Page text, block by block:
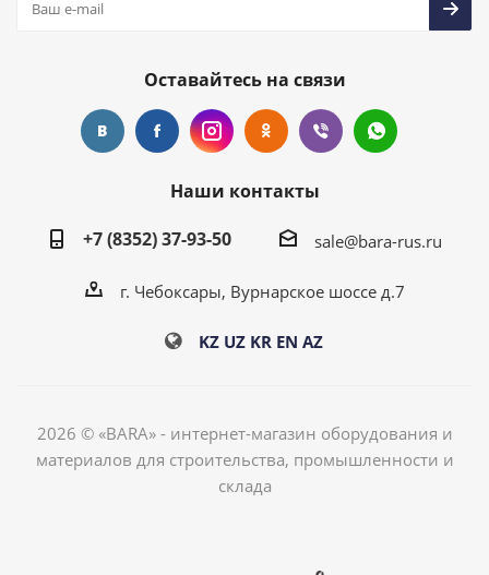
Оставайтесь на связи
Наши контакты
+7 (8352) 37-93-50
sale@bara-rus.ru
г. Чебоксары, Вурнарское шоссе д.7
KZ UZ KR EN AZ
2026 © «BARA» - интернет-магазин оборудования и
материалов для строительства, промышленности и
склада